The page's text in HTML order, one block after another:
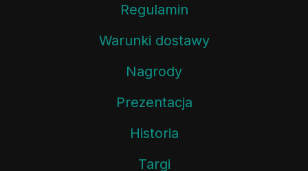
Regulamin
Warunki dostawy
Nagrody
Prezentacja
Historia
Targi